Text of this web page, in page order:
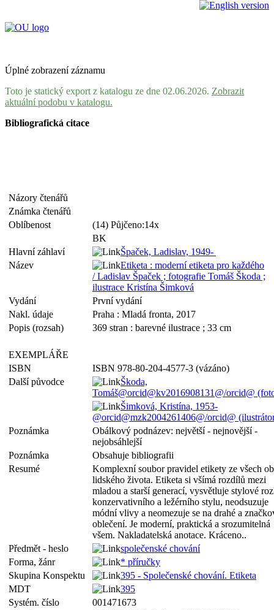
Úplné zobrazení záznamu
Toto je statický export z katalogu ze dne 02.06.2026. Zobrazit
aktuální podobu v katalogu.
Bibliografická citace
Názory čtenářů
Známka čtenářů
Oblíbenost
(14) Půjčeno:14x
BK
Hlavní záhlaví
Špaček, Ladislav, 1949-
Název
Etiketa : moderní etiketa pro každého
/ Ladislav Špaček ; fotografie Tomáš Škoda ;
ilustrace Kristína Šimková
Vydání
První vydání
Nakl. údaje
Praha : Mladá fronta, 2017
Popis (rozsah)
369 stran : barevné ilustrace ; 33 cm
EXEMPLÁŘE
ISBN
ISBN 978-80-204-4577-3 (vázáno)
Další původce
Škoda,
Tomáš@orcid@kv2016908131@/orcid@
Šimková, Kristína, 1953-
@orcid@mzk2004261406@/orcid@
Poznámka
Obálkový podnázev: největší - nejnovější -
nejobsáhlejší
Poznámka
Obsahuje bibliografii
Resumé
Komplexní soubor pravidel etikety ze všech
lidského života. Etiketa si všímá rozdílů mezi
mladou a starší generací, vysvětluje stylové
konzervativního a ležérního stylu, neodsuzuje
módní vlivy a neomezuje se na drahé a
oblečení. Je moderní, praktická a srozumitelná
všem. Nakladatelská anotace. Kráceno..
Předmět - heslo
společenské chování
Forma, žánr
* příručky
Skupina Konspektu
395 - Společenské chování. Etiketa
MDT
395
Systém. číslo
001471673